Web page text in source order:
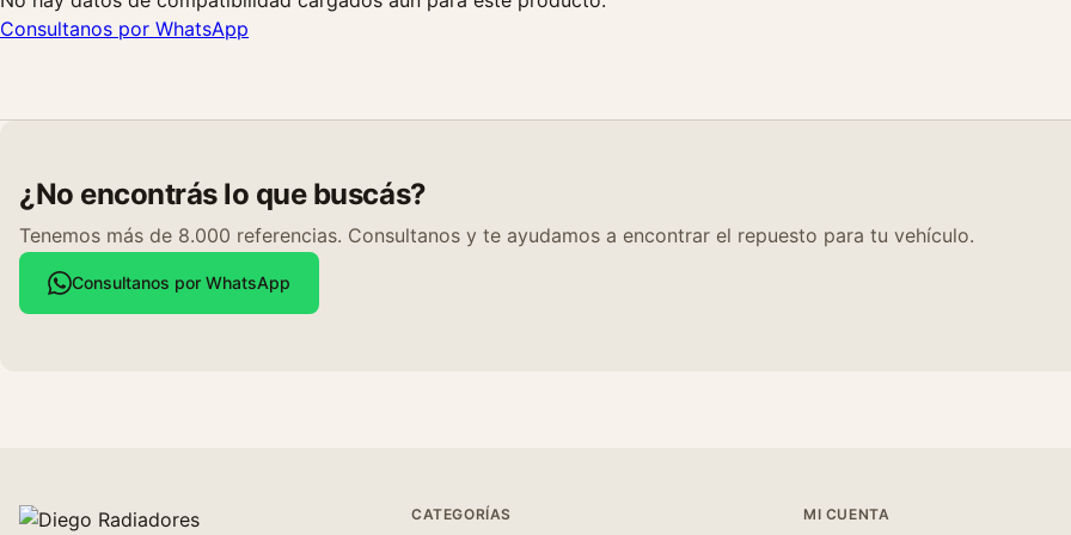
Consultanos por WhatsApp
¿No encontrás lo que buscás?
Tenemos más de 8.000 referencias. Consultanos y te ayudamos a encontrar el repuesto para tu vehículo.
Consultanos por WhatsApp
CATEGORÍAS MI CUENTA